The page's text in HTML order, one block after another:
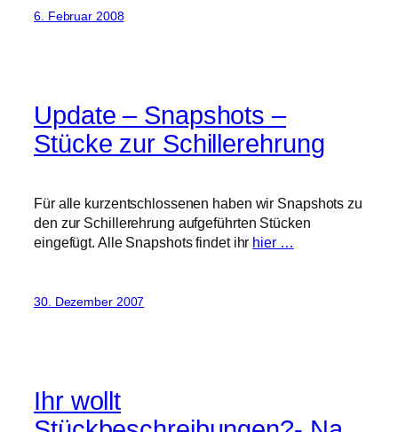
6. Februar 2008
Update – Snapshots –
Stücke zur Schillerehrung
Für alle kurzentschlossenen haben wir Snapshots zu
den zur Schillerehrung aufgeführten Stücken
eingefügt. Alle Snapshots findet ihr hier …
30. Dezember 2007
Ihr wollt